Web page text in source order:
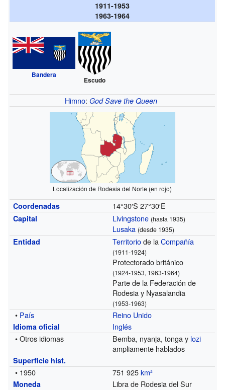
1911-1953
1963-1964
Bandera
Escudo
Himno: God Save the Queen
Localización de Rodesia del Norte (en rojo)
Coordenadas 14°30′S 27°30′E
Capital Livingstone (hasta 1935)
Lusaka (desde 1935)
Entidad Territoriode laCompañía
(1911-1924)
Protectorado británico
(1924-1953, 1963-1964)
Parte de la Federación de
Rodesia y Nyasalandia
(1953-1963)
• País Reino Unido
Idioma oficial
Inglés
• Otros idiomas
Bemba, nyanja, tonga y lozi
ampliamente hablados
Superficie hist.
• 1950 751 925km²
Moneda Libra de Rodesia del Sur